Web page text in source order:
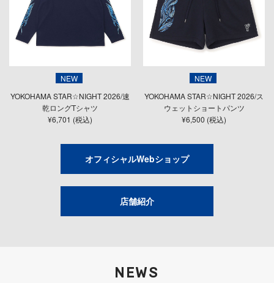
NEW
YOKOHAMA STAR☆NIGHT 2026/速
乾ロングTシャツ
¥6,701 (税込)
NEW
YOKOHAMA STAR☆NIGHT 2026/ス
ウェットショートパンツ
¥6,500 (税込)
オフィシャルWebショップ
店舗紹介
NEWS